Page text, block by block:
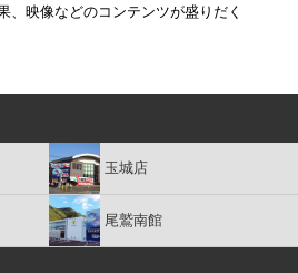
、映像などのコンテンツが盛りだく
玉城店
尾鷲南館